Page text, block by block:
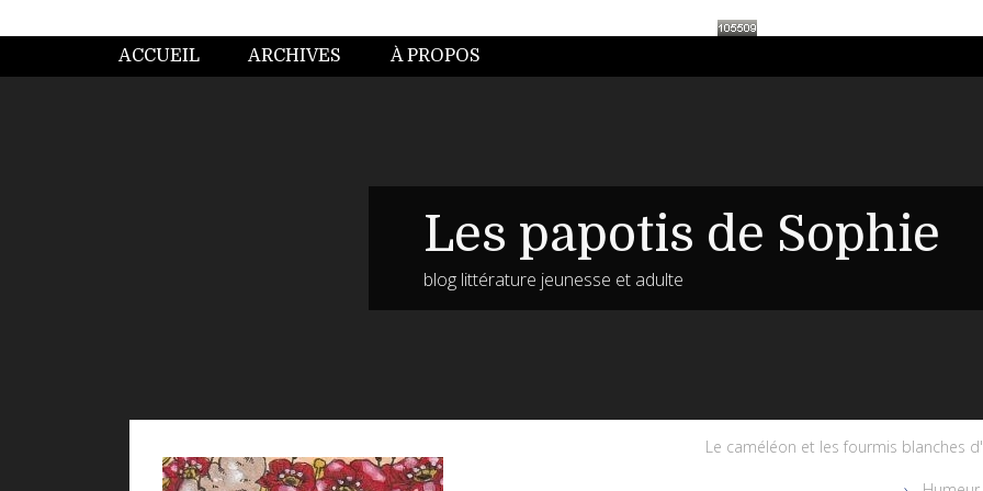
ACCUEIL ARCHIVES À PROPOS
Les papotis de Sophie
blog littérature jeunesse et adulte
Le caméléon et les fourmis blanches